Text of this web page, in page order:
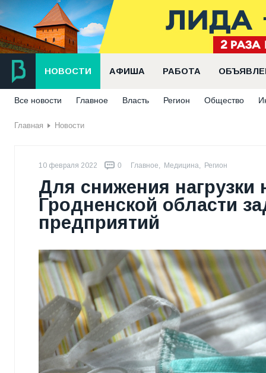
НОВОСТИ АФИША РАБОТА
Все новости Главное Власть Регион Общество
Главная Новости
10 февраля 2022 0 Главное, Медицина, Регион
Для снижения нагрузки
Гродненской области
предприятий